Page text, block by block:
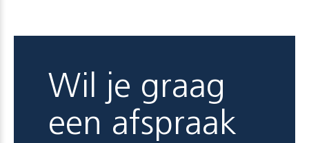
Wil je graag
een afspraak